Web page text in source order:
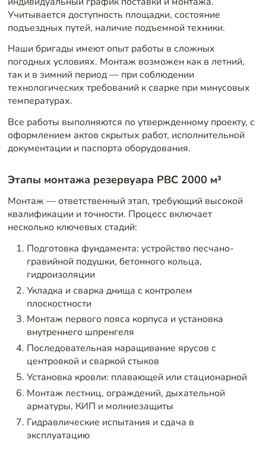
Учитывается доступность площадки, состояние
подъездных путей, наличие подъемной техники.
Наши бригады имеют опыт работы в сложных
погодных условиях. Монтаж возможен как в летний,
так и в зимний период — при соблюдении
технологических требований к сварке при минусовых
температурах.
Все работы выполняются по утвержденному проекту, с
оформлением актов скрытых работ, исполнительной
документации и паспорта оборудования.
Этапы монтажа резервуара РВС 2000 м³
Монтаж — ответственный этап, требующий высокой
квалификации и точности. Процесс включает
несколько ключевых стадий:
Подготовка фундамента: устройство песчано-
гравийной подушки, бетонного кольца,
гидроизоляции
Укладка и сварка днища с контролем
плоскостности
Монтаж первого пояса корпуса и установка
внутреннего шпренгеля
Последовательная наращивание ярусов с
центровкой и сваркой стыков
Установка кровли: плавающей или стационарной
Монтаж лестниц, ограждений, дыхательной
арматуры, КИП и молниезащиты
Гидравлические испытания и сдача в
эксплуатацию